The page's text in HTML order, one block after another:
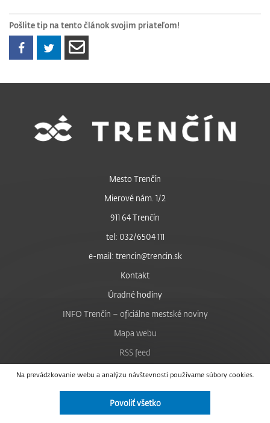
Pošlite tip na tento článok svojim priateľom!
Na prevádzkovanie webu a analýzu návštevnosti používame súbory cookies.
Povoliť všetko
Mesto Trenčín
Mierové nám. 1/2
911 64 Trenčín
tel: 032/6504 111
e-mail: trencin@trencin.sk
Kontakt
Úradné hodiny
INFO Trenčín – oficiálne mestské noviny
Mapa webu
RSS feed
Nastavenie cookies
Facebook